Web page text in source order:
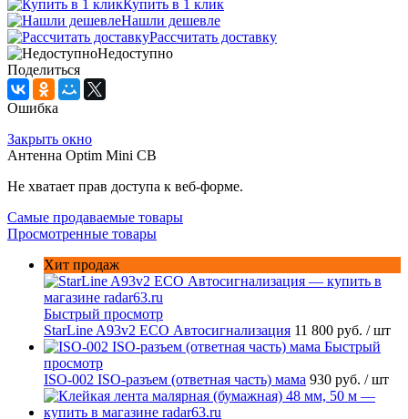
Купить в 1 клик
Нашли дешевле
Рассчитать доставку
Недоступно
Поделиться
Ошибка
Закрыть окно
Антенна Optim Mini CB
Не хватает прав доступа к веб-форме.
Самые продаваемые товары
Просмотренные товары
Хит продаж
Быстрый просмотр
StarLine A93v2 ECO Автосигнализация 11 800 руб. / шт
Быстрый
просмотр
ISO-002 ISO-разъем (ответная часть) мама 930 руб. / шт